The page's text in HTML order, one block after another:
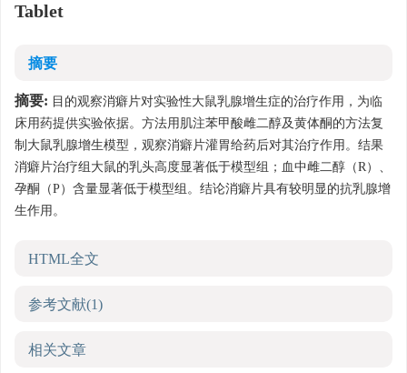
Tablet
摘要
摘要: 目的观察消癖片对实验性大鼠乳腺增生症的治疗作用，为临
床用药提供实验依据。方法用肌注苯甲酸雌二醇及黄体酮的方法复
制大鼠乳腺增生模型，观察消癖片灌胃给药后对其治疗作用。结果
消癖片治疗组大鼠的乳头高度显著低于模型组；血中雌二醇（R）、
孕酮（P）含量显著低于模型组。结论消癖片具有较明显的抗乳腺增
生作用。
HTML全文
参考文献(1)
相关文章